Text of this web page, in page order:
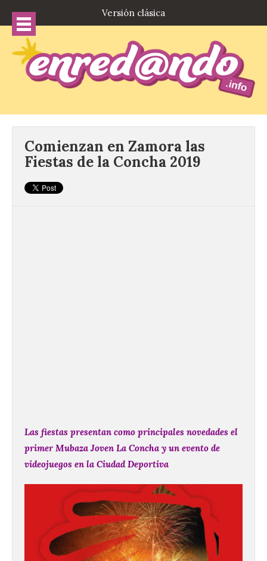
Versión clásica
Comienzan en Zamora las
Fiestas de la Concha 2019
Las fiestas presentan como principales novedades el
primer Mubaza Joven La Concha y un evento de
videojuegos en la Ciudad Deportiva